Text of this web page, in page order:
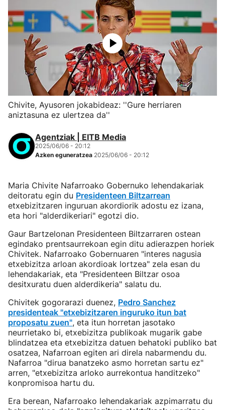
Chivite, Ayusoren jokabideaz: ''Gure herriaren
aniztasuna ez ulertzea da''
Agentziak | EITB Media
2025/06/06 - 20:12
Azken eguneratzea 2025/06/06 - 20:12
Maria Chivite Nafarroako Gobernuko lehendakariak
deitoratu egin du Presidenteen Biltzarrean
etxebizitzaren inguruan akordiorik adostu ez izana,
eta hori "alderdikeriari" egotzi dio.
Gaur Bartzelonan Presidenteen Biltzarraren ostean
egindako prentsaurrekoan egin ditu adierazpen horiek
Chivitek. Nafarroako Gobernuaren "interes nagusia
etxebizitza arloan akordioak lortzea" zela esan du
lehendakariak, eta "Presidenteen Biltzar osoa
desitxuratu duen alderdikeria" salatu du.
Chivitek gogorarazi duenez, Pedro Sanchez
presidenteak "etxebizitzaren inguruko itun bat
proposatu zuen", eta itun horretan jasotako
neurrietako bi, etxebizitza publikoak mugarik gabe
blindatzea eta etxebizitza datuen behatoki publiko bat
osatzea, Nafarroan egiten ari direla nabarmendu du.
Nafarroa "dirua banatzeko asmo horretan sartu ez"
arren, "etxebizitza arloko aurrekontua handitzeko"
konpromisoa hartu du.
Era berean, Nafarroako lehendakariak azpimarratu du